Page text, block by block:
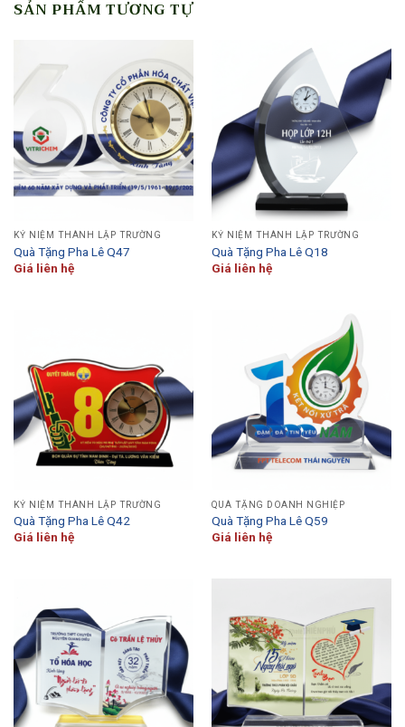
SẢN PHẨM TƯƠNG TỰ
KỶ NIỆM THÀNH LẬP TRƯỜNG
Quà Tặng Pha Lê Q47
Giá liên hệ
KỶ NIỆM THÀNH LẬP TRƯỜNG
Quà Tặng Pha Lê Q18
Giá liên hệ
KỶ NIỆM THÀNH LẬP TRƯỜNG
Quà Tặng Pha Lê Q42
Giá liên hệ
QUÀ TẶNG DOANH NGHIỆP
Quà Tặng Pha Lê Q59
Giá liên hệ